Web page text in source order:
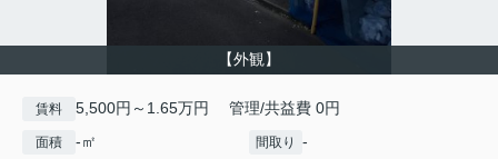
【外観】
賃料 5,500円～1.65万円 管理/共益費 0円
面積 -㎡ 間取り -